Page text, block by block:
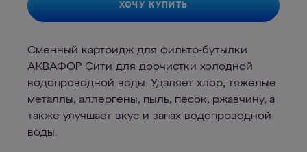
ХОЧУ КУПИТЬ
Сменный картридж для фильтр-бутылки
АКВАФОР Сити для доочистки холодной
водопроводной воды. Удаляет хлор, тяжелые
металлы, аллергены, пыль, песок, ржавчину, а
также улучшает вкус и запах водопроводной
воды.